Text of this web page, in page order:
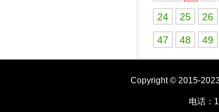
24 25 26
47 48 49
Copyright © 2015-
电话：